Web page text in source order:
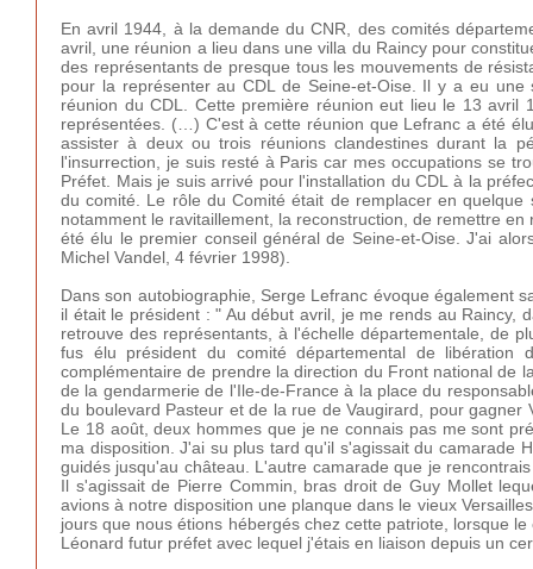
En avril 1944, à la demande du CNR, des comités
avril, une réunion a lieu dans une villa du Raincy pour
des représentants de presque tous les mouvements de
pour la représenter au CDL de Seine-et-Oise. Il y a eu
réunion du CDL. Cette première réunion eut lieu le 13 avril
représentées. (…) C'est à cette réunion que Lefranc a été
assister à deux ou trois réunions clandestines durant la
l'insurrection, je suis resté à Paris car mes occupations se
Préfet. Mais je suis arrivé pour l'installation du CDL à la
du comité. Le rôle du Comité était de remplacer en
notamment le ravitaillement, la reconstruction, de remettre
été élu le premier conseil général de Seine-et-Oise. J'ai
Michel Vandel, 4 février 1998).
Dans son autobiographie, Serge Lefranc évoque également
il était le président : " Au début avril, je me rends au Raincy,
retrouve des représentants, à l'échelle départementale, de
fus élu président du comité départemental de libération
complémentaire de prendre la direction du Front national de
de la gendarmerie de l'Ile-de-France à la place du
du boulevard Pasteur et de la rue de Vaugirard, pour
Le 18 août, deux hommes que je ne connais pas me sont
ma disposition. J'ai su plus tard qu'il s'agissait du camarade
guidés jusqu'au château. L'autre camarade que je
Il s'agissait de Pierre Commin, bras droit de Guy Mollet
avions à notre disposition une planque dans le vieux
jours que nous étions hébergés chez cette patriote, lorsque
Léonard futur préfet avec lequel j'étais en liaison depuis un